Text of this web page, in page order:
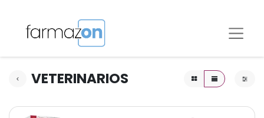
VETERINARIOS